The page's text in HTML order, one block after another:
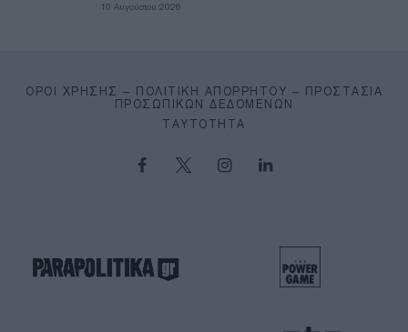
10 Αυγούστου 2026
ΌΡΟΙ ΧΡΉΣΗΣ – ΠΟΛΙΤΙΚΉ ΑΠΟΡΡΉΤΟΥ – ΠΡΟΣΤΑΣΊΑ
ΠΡΟΣΩΠΙΚΏΝ ΔΕΔΟΜΈΝΩΝ
ΤΑΥΤΌΤΗΤΑ